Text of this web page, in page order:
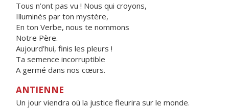
Tous n’ont pas vu ! Nous qui croyons,
Illuminés par ton mystère,
En ton Verbe, nous te nommons
Notre Père.
Aujourd’hui, finis les pleurs !
Ta semence incorruptible
A germé dans nos cœurs.
ANTIENNE
Un jour viendra où la justice fleurira sur le monde.